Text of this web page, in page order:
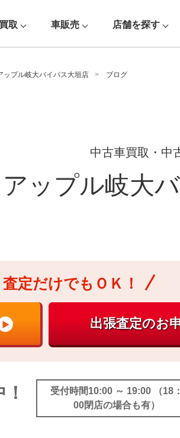
取 車販売 店舗を探す
ップル岐大バイパス大垣店 ブログ
中古車買取・中
アップル岐大
査定だけでもＯＫ！
受付時間10:00 ～ 19:00 （18：
00閉店の場合も有）